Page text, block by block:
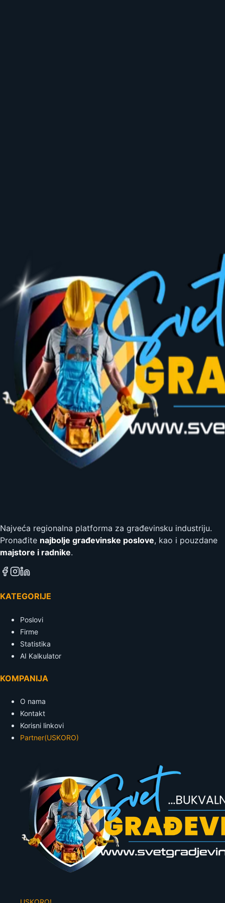
Najveća regionalna platforma za građevinsku industriju.
Pronađite najbolje građevinske poslove, kao i pouzdane
majstore i radnike.
KATEGORIJE
Poslovi
Firme
Statistika
AI Kalkulator
KOMPANIJA
O nama
Kontakt
Korisni linkovi
Partner(USKORO)